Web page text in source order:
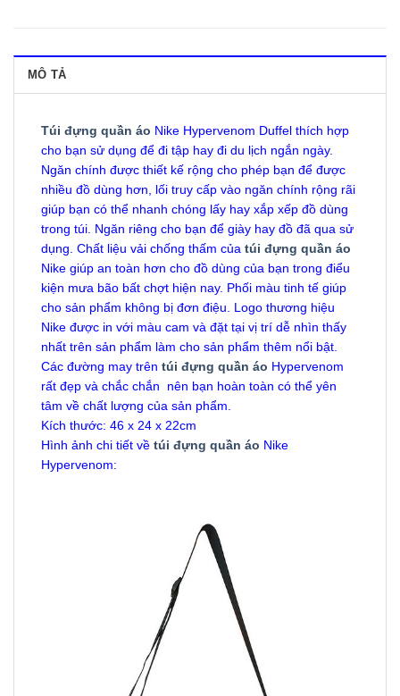
MÔ TẢ
Túi đựng quần áo Nike Hypervenom Duffel thích hợp
cho bạn sử dụng để đi tập hay đi du lịch ngắn ngày.
Ngăn chính được thiết kế rộng cho phép bạn để được
nhiều đồ dùng hơn, lối truy cấp vào ngăn chính rộng rãi
giúp bạn có thể nhanh chóng lấy hay xắp xếp đồ dùng
trong túi. Ngăn riêng cho bạn để giày hay đồ đã qua sử
dụng. Chất liệu vải chống thấm của túi đựng quần áo
Nike giúp an toàn hơn cho đồ dùng của bạn trong điểu
kiện mưa bão bất chợt hiện nay. Phối màu tinh tế giúp
cho sản phẩm không bị đơn điệu. Logo thương hiệu
Nike được in với màu cam và đặt tại vị trí dễ nhìn thấy
nhất trên sản phẩm làm cho sản phẩm thêm nổi bật.
Các đường may trên túi đựng quần áo Hypervenom
rất đẹp và chắc chắn nên bạn hoàn toàn có thể yên
tâm về chất lượng của sản phẩm.
Kích thước: 46 x 24 x 22cm
Hình ảnh chi tiết về túi đựng quần áo Nike
Hypervenom: